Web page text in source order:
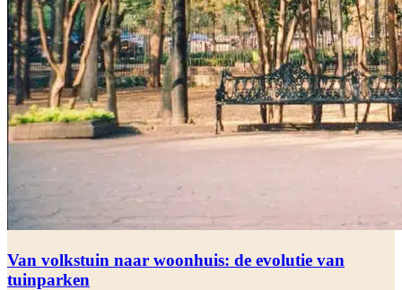
Van volkstuin naar woonhuis: de evolutie van
tuinparken